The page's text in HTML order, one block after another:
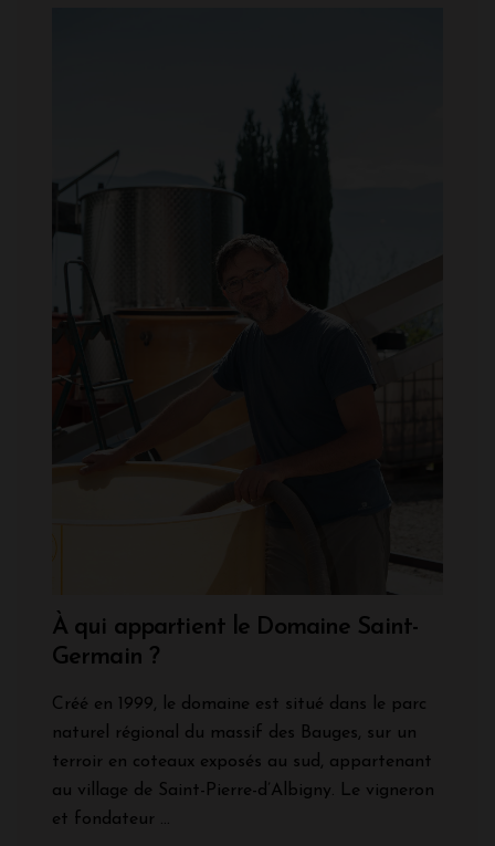
À qui appartient le Domaine Saint-
Germain ?
Créé en 1999, le domaine est situé dans le parc
naturel régional du massif des Bauges, sur un
terroir en coteaux exposés au sud, appartenant
au village de Saint-Pierre-d’Albigny. Le vigneron
et fondateur ...